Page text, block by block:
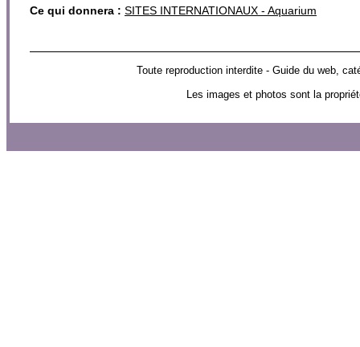
Ce qui donnera : SITES INTERNATIONAUX - Aquarium
Toute reproduction interdite - Guide du web,
Les images et photos sont la